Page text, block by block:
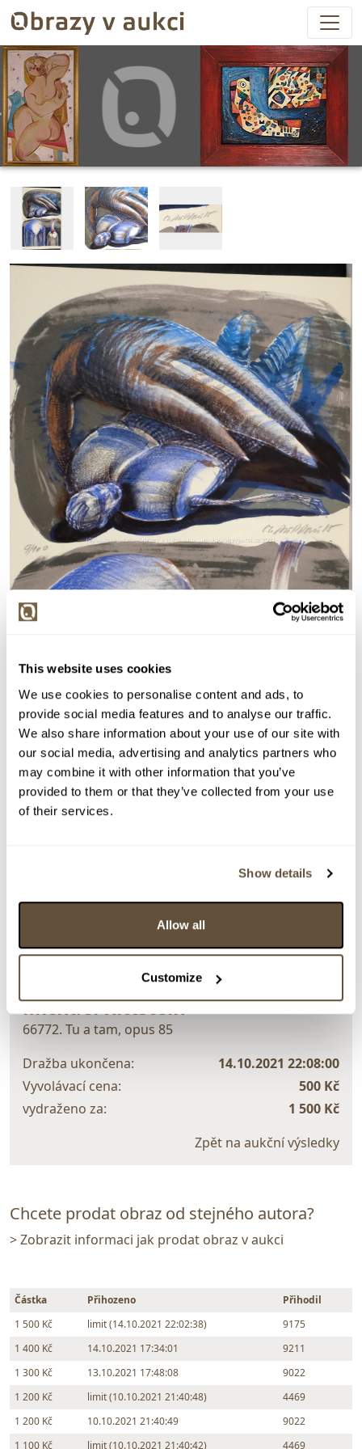
This website uses cookies
We use cookies to personalise content and ads, to
provide social media features and to analyse our traffic.
We also share information about your use of our site with
our social media, advertising and analytics partners who
may combine it with other information that you’ve
provided to them or that they’ve collected from your use
of their services.
Show details
Allow all
Customize
> Zobrazit detail položky a informace o autorovi
> zpět na aukční výsledky
Michael Rittstein
66772. Tu a tam, opus 85
Dražba ukončena:
14.10.2021 22:08:00
Vyvolávací cena:
500 Kč
vydraženo za:
1 500 Kč
Zpět na aukční výsledky
Chcete prodat obraz od stejného autora?
> Zobrazit informaci jak prodat obraz v aukci
Částka Přihozeno
Přihodil
1 500 Kč
limit (14.10.2021 22:02:38)
9175
1 400 Kč
14.10.2021 17:34:01
9211
1 300 Kč
13.10.2021 17:48:08
9022
1 200 Kč
limit (10.10.2021 21:40:48)
4469
1 200 Kč
10.10.2021 21:40:49
9022
1 100 Kč
limit (10.10.2021 21:40:42) 4469